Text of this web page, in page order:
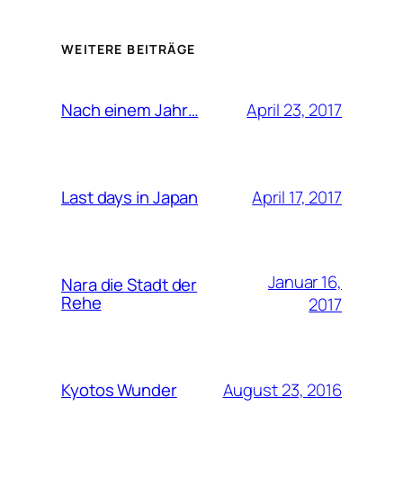
WEITERE BEITRÄGE
Nach einem Jahr… April 23, 2017
Last days in Japan April 17, 2017
Nara die Stadt der
Rehe
Januar 16,
2017
Kyotos Wunder August 23, 2016